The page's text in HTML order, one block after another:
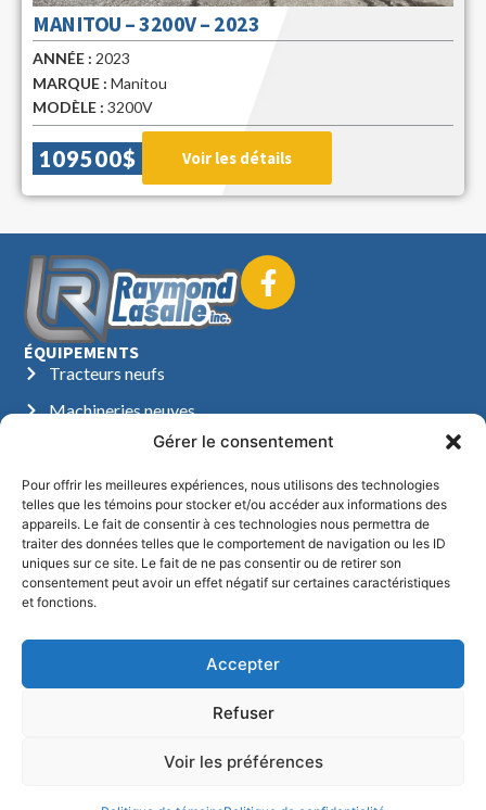
Gérer le consentement
Pour offrir les meilleures expériences, nous utilisons des technologies
telles que les témoins pour stocker et/ou accéder aux informations des
appareils. Le fait de consentir à ces technologies nous permettra de
traiter des données telles que le comportement de navigation ou les ID
uniques sur ce site. Le fait de ne pas consentir ou de retirer son
consentement peut avoir un effet négatif sur certaines caractéristiques
et fonctions.
Accepter
Refuser
Voir les préférences
MANITOU – 3200V – 2023
ANNÉE : 2023
MARQUE : Manitou
MODÈLE : 3200V
109500$ Voir les détails
ÉQUIPEMENTS
Tracteurs neufs
Machineries neuves
Tracteurs usagés
Machineries usagées
NOUS CONTACTER
450.756.2121
888.756.2228
vente@raymondlasalle.com
1561, route 158
St-Thomas de Joliette